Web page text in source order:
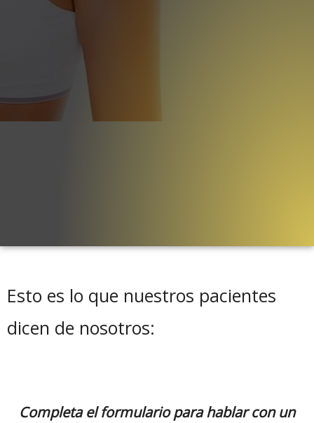
Esto es lo que nuestros pacientes
dicen de nosotros:
Completa el formulario para hablar con un